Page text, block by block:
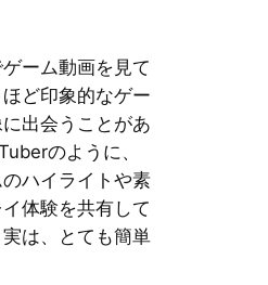
ーム動画を見て
ど印象的なゲー
出会うことがあ
のように、
ハイライトや素
体験を共有して
は、とても簡単